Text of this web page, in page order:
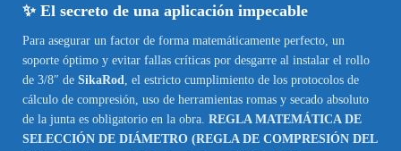
✨ El secreto de una aplicación impecable
Para asegurar un factor de forma matemáticamente perfecto, un
soporte óptimo y evitar fallas críticas por desgarre al instalar el rollo
de 3/8″ de SikaRod, el estricto cumplimiento de los protocolos de
cálculo de compresión, uso de herramientas romas y secado absoluto
de la junta es obligatorio en la obra. REGLA MATEMÁTICA DE
SELECCIÓN DE DIÁMETRO (REGLA DE COMPRESIÓN DEL